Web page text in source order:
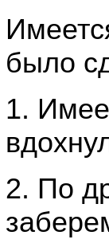
было
1.
2. По